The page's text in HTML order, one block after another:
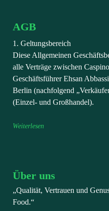
AGB
1. Geltungsbereich
Diese Allgemeinen
alle Verträge zwischen
Geschäftsführer Ehsan
Berlin (nachfolgend
(Einzel- und Großhandel).
Weiterlesen
Über uns
„Qualität, Vertrauen und
Food.“